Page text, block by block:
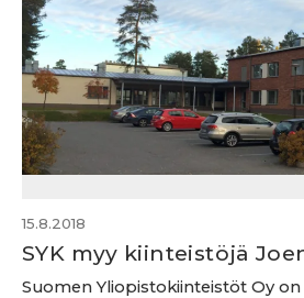
15.8.2018
SYK myy kiinteistöjä
Suomen Yliopistokiinteistöt Oy